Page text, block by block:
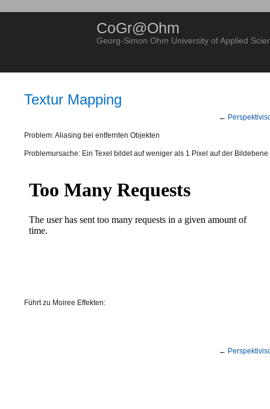
CoGr@Ohm
Georg-Simon Ohm University of Applied
Textur Mapping
←
Problem: Aliasing bei entfernten Objekten
Problemursache: Ein Texel bildet auf weniger als 1 Pixel auf der Bildebene
Führt zu Moiree Effekten:
←